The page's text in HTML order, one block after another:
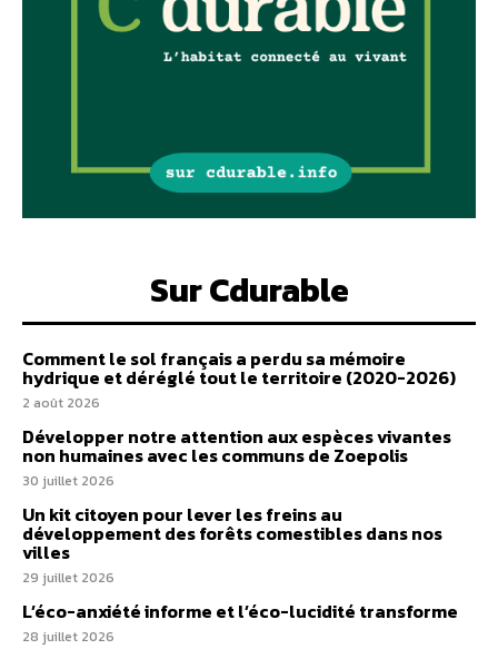
Sur Cdurable
Comment le sol français a perdu sa mémoire
hydrique et déréglé tout le territoire (2020-2026)
2 août 2026
Développer notre attention aux espèces vivantes
non humaines avec les communs de Zoepolis
30 juillet 2026
Un kit citoyen pour lever les freins au
développement des forêts comestibles dans nos
villes
29 juillet 2026
L’éco-anxiété informe et l’éco-lucidité transforme
28 juillet 2026